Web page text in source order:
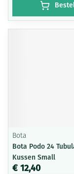
Bota
Bota Podo 24
Kussen Small
€ 12,40